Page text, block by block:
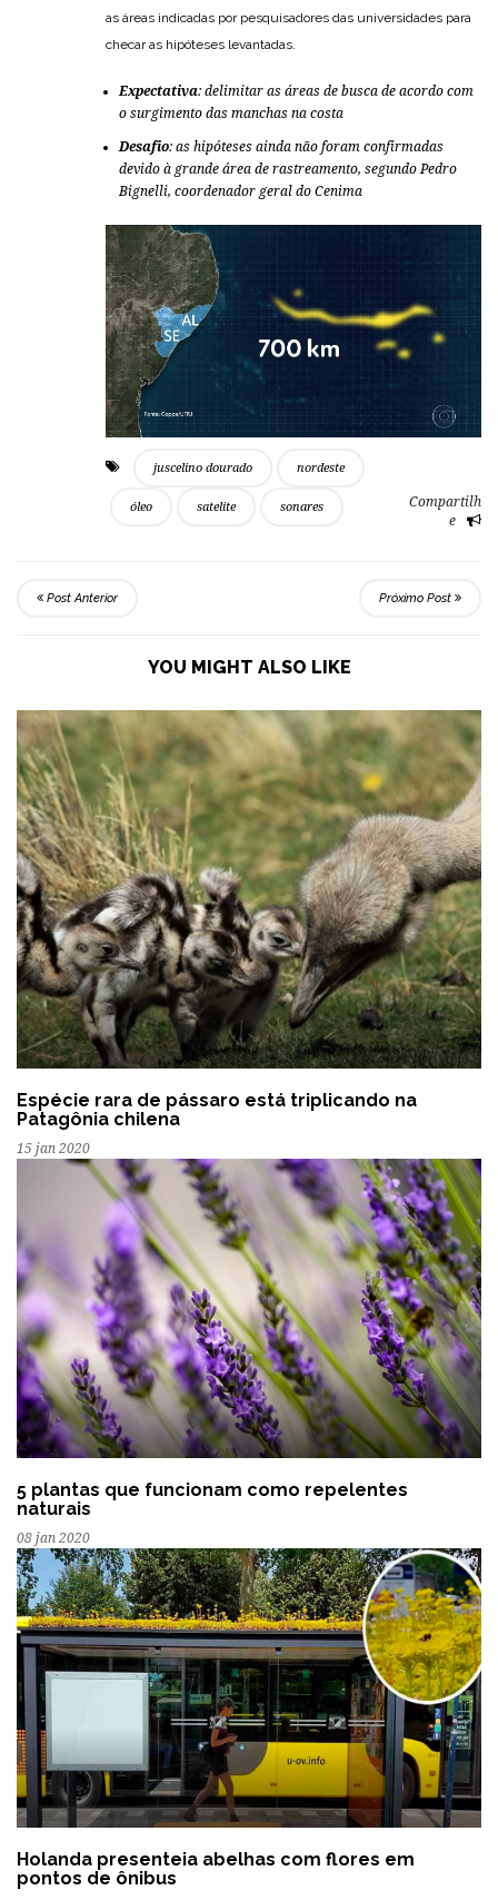
as áreas indicadas por pesquisadores das universidades para
checar as hipóteses levantadas.
Expectativa: delimitar as áreas de busca de acordo com
o surgimento das manchas na costa
Desafio: as hipóteses ainda não foram confirmadas
devido à grande área de rastreamento, segundo Pedro
Bignelli, coordenador geral do Cenima
juscelino dourado nordeste
óleo satelite sonares
Compartilh
e
Post Anterior Próximo Post
YOU MIGHT ALSO LIKE
Espécie rara de pássaro está triplicando na
Patagônia chilena
15 jan 2020
5 plantas que funcionam como repelentes
naturais
08 jan 2020
Holanda presenteia abelhas com flores em
pontos de ônibus